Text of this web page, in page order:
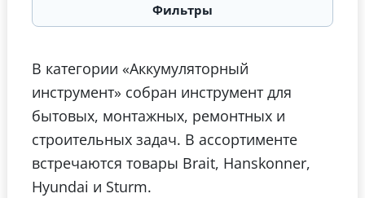
Фильтры
В категории «Аккумуляторный
инструмент» собран инструмент для
бытовых, монтажных, ремонтных и
строительных задач. В ассортименте
встречаются товары Brait, Hanskonner,
Hyundai и Sturm.